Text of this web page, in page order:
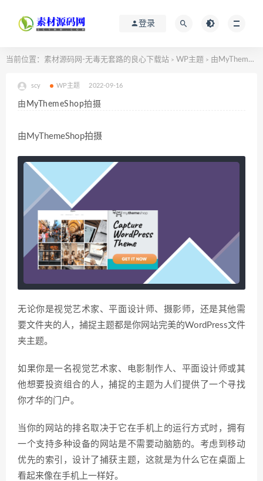
登录
当前位置： 素材源码网-无毒无套路的良心下载站 > WP主题 > 由MyThemeShop拍摄
scy WP主题 2022-09-16
由MyThemeShop拍摄
由MyThemeShop拍摄
无论你是视觉艺术家、平面设计师、摄影师，还是其他需
要文件夹的人，捕捉主题都是你网站完美的WordPress文件
夹主题。
如果你是一名视觉艺术家、电影制作人、平面设计师或其
他想要投资组合的人，捕捉的主题为人们提供了一个寻找
你才华的门户。
当你的网站的排名取决于它在手机上的运行方式时，拥有
一个支持多种设备的网站是不需要动脑筋的。考虑到移动
优先的索引，设计了捕获主题，这就是为什么它在桌面上
看起来像在手机上一样好。